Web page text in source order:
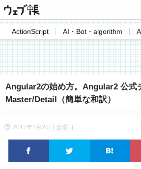
ActionScript AI・Bot・algorithm
Angular2の始め方。Angular2 公式
Master/Detail（簡単な和訳）
2017年1月20日 金曜日